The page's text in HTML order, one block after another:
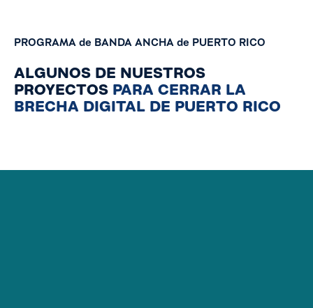
PROGRAMA de BANDA ANCHA de PUERTO RICO
ALGUNOS DE NUESTROS
PROYECTOS PARA CERRAR LA
BRECHA DIGITAL DE PUERTO RICO